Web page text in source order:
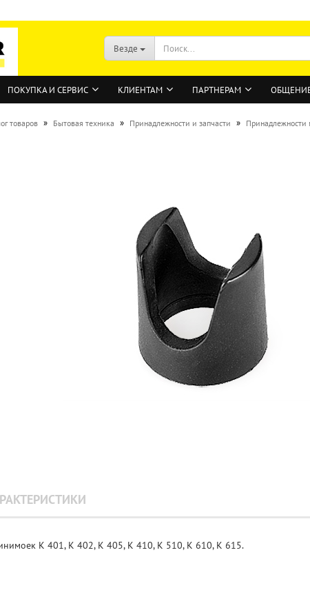
Везде
ПОКУПКА И СЕРВИС КЛИЕНТАМ ПАРТНЕРАМ
товаров » Бытовая техника » Принадлежности и запчасти »
K 401, K 402, K 405, K 410, K 510, K 610, K 615.